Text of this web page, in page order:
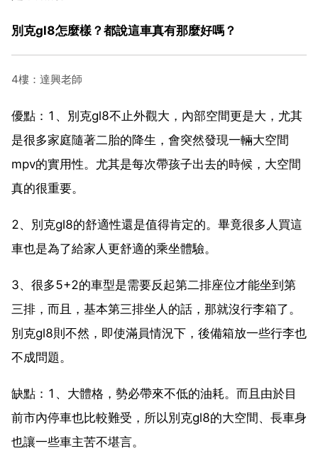
別克gl8怎麼樣？都說這車真有那麼好嗎？
4樓：達興老師
優點：1、別克gl8不止外觀大，內部空間更是大，尤其
是很多家庭隨著二胎的降生，會突然發現一輛大空間
mpv的實用性。尤其是每次帶孩子出去的時候，大空間
真的很重要。
2、別克gl8的舒適性還是值得肯定的。畢竟很多人買這
車也是為了給家人更舒適的乘坐體驗。
3、很多5+2的車型是需要反起第二排座位才能坐到第
三排，而且，基本第三排坐人的話，那就沒行李箱了。
別克gl8則不然，即使滿員情況下，後備箱放一些行李也
不成問題。
缺點：1、大體格，勢必帶來不低的油耗。而且由於目
前市內停車也比較難受，所以別克gl8的大空間、長車身
也讓一些車主苦不堪言。